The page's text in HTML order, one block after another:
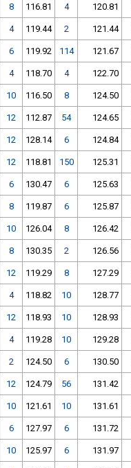
8 116.81 4 120.81
4 119.44 2 121.44
6 119.92 114 121.67
4 118.70 4 122.70
10 116.50 8 124.50
12 112.87 54 124.65
12 128.14 6 124.84
12 118.81 150 125.31
6 130.47 6 125.63
8 119.87 6 125.87
10 126.04 8 126.42
8 130.35 2 126.56
12 119.29 8 127.29
4 118.82 10 128.77
12 118.93 10 128.93
4 119.28 10 129.28
2 124.50 6 130.50
12 124.79 56 131.42
10 121.61 10 131.61
6 127.97 6 131.72
10 125.97 6 131.97